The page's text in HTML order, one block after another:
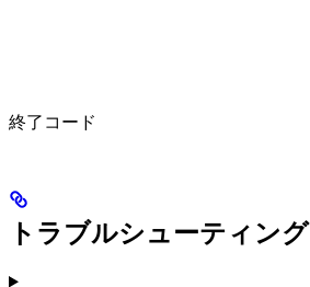
終了コード
トラブルシューティング